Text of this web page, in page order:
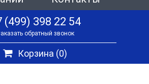
(499) 398 22 54
обратный звонок
Корзина (0)